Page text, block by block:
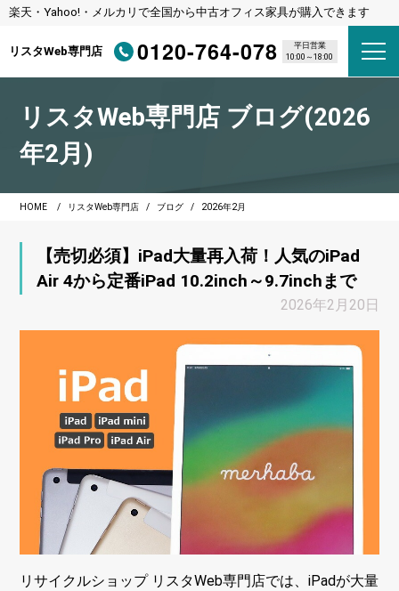
楽天・Yahoo!・メルカリで全国から中古オフィス家具が購入できます
リスタWeb専門店 0120-764-078
平日営業
10:00～18:00
リスタWeb専門店 ブログ(2026
年2月)
HOME リスタWeb専門店 ブログ 2026年2月
【売切必須】iPad大量再入荷！人気のiPad
Air 4から定番iPad 10.2inch～9.7inchまで
2026年2月20日
リサイクルショップ リスタWeb専門店では、iPadが大量